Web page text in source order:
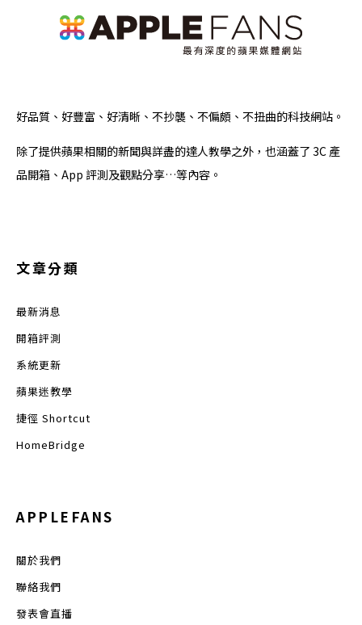
好品質、好豐富、好清晰、不抄襲、不偏頗、不扭曲的科技網站。
除了提供蘋果相關的新聞與詳盡的達人教學之外，也涵蓋了 3C 產
品開箱、App 評測及觀點分享…等內容。
文章分類
最新消息
開箱評測
系統更新
蘋果迷教學
捷徑 Shortcut
HomeBridge
APPLEFANS
關於我們
聯絡我們
發表會直播